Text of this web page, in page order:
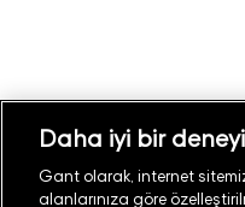
Daha iyi bir
Gant olarak, internet
alanlarınıza göre